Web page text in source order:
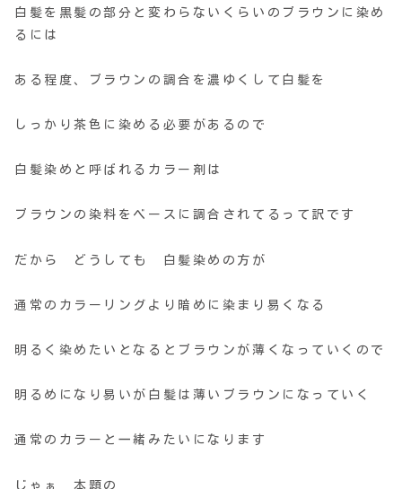
白髪を黒髪の部分と変わらないくらいのブラウンに染め
るには
ある程度、ブラウンの調合を濃ゆくして白髪を
しっかり茶色に染める必要があるので
白髪染めと呼ばれるカラー剤は
ブラウンの染料をベースに調合されてるって訳です
だから どうしても 白髪染めの方が
通常のカラーリングより暗めに染まり易くなる
明るく染めたいとなるとブラウンが薄くなっていくので
明るめになり易いが白髪は薄いブラウンになっていく
通常のカラーと一緒みたいになります
じゃぁ 本題の